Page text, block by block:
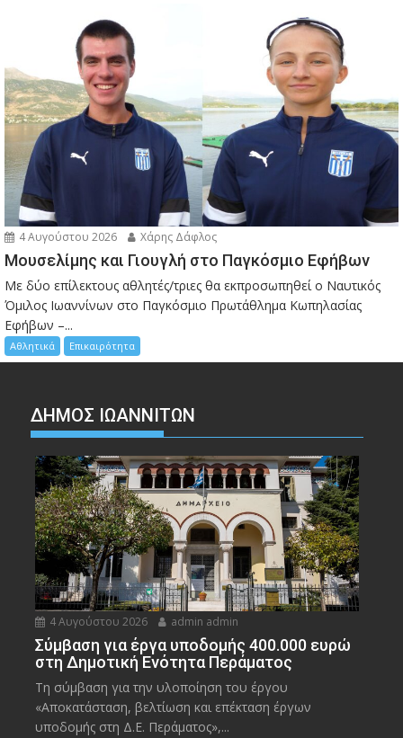
4 Αυγούστου 2026 Χάρης Δάφλος
Μουσελίμης και Γιουγλή στο Παγκόσμιο Εφήβων
Mε δύο επίλεκτους αθλητές/τριες θα εκπροσωπηθεί ο Ναυτικός
Όμιλος Ιωαννίνων στο Παγκόσμιο Πρωτάθλημα Κωπηλασίας
Εφήβων –...
Αθλητικά Επικαιρότητα
ΔΗΜΟΣ ΙΩΑΝΝΙΤΩΝ
4 Αυγούστου 2026 admin admin
Σύμβαση για έργα υποδομής 400.000 ευρώ
στη Δημοτική Ενότητα Περάματος
Τη σύμβαση για την υλοποίηση του έργου
«Αποκατάσταση, βελτίωση και επέκταση έργων
υποδομής στη Δ.Ε. Περάματος»,...